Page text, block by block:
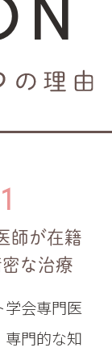
01
師が在籍
な治療
学会専門医
門的な知